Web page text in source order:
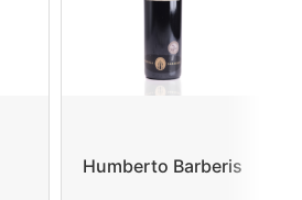
Humberto Barberis